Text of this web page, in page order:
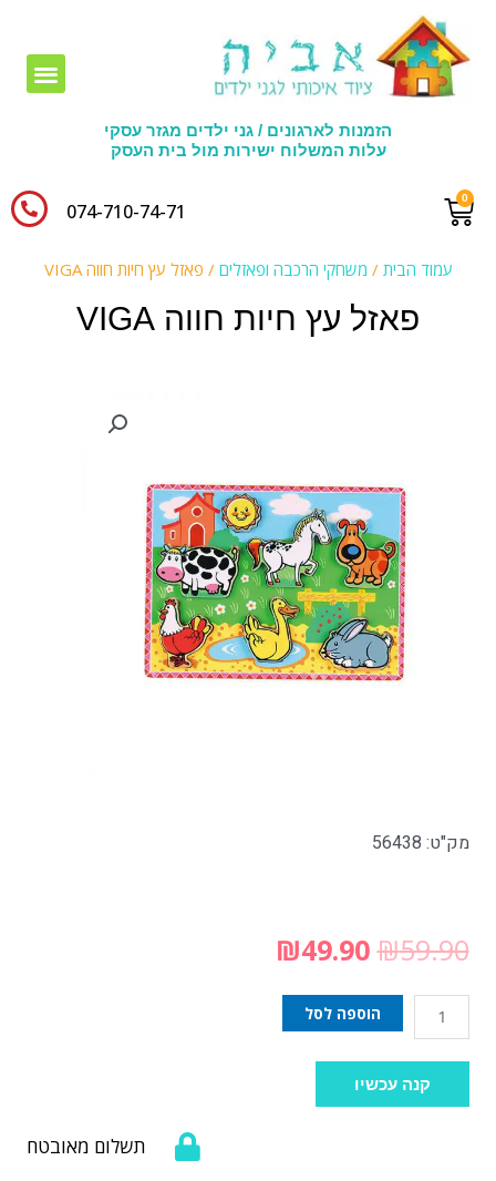
הזמנות לארגונים / גני ילדים מגזר עסקי
עלות המשלוח ישירות מול בית העסק
074-710-74-71​
עמוד הבית / משחקי הרכבה ופאזלים / פאזל עץ חיות חווה VIGA
פאזל עץ חיות חווה VIGA
מק"ט: 56438
₪59.90
₪49.90
הוספה לסל
קנה עכשיו
תשלום מאובטח